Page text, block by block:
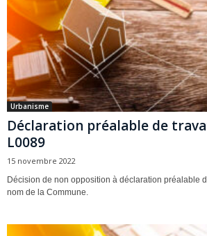
Urbanisme
Déclaration préalable de
L0089
15 novembre 2022
Décision de non opposition à déclaration préalable
nom de la Commune.